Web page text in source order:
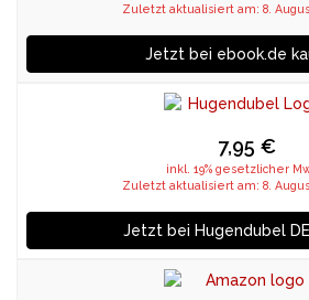
Zuletzt aktualisiert am: 8.
Jetzt bei ebook.de
7,95 €
inkl. 19% gesetzlicher
Zuletzt aktualisiert am: 8.
Jetzt bei Hugendubel